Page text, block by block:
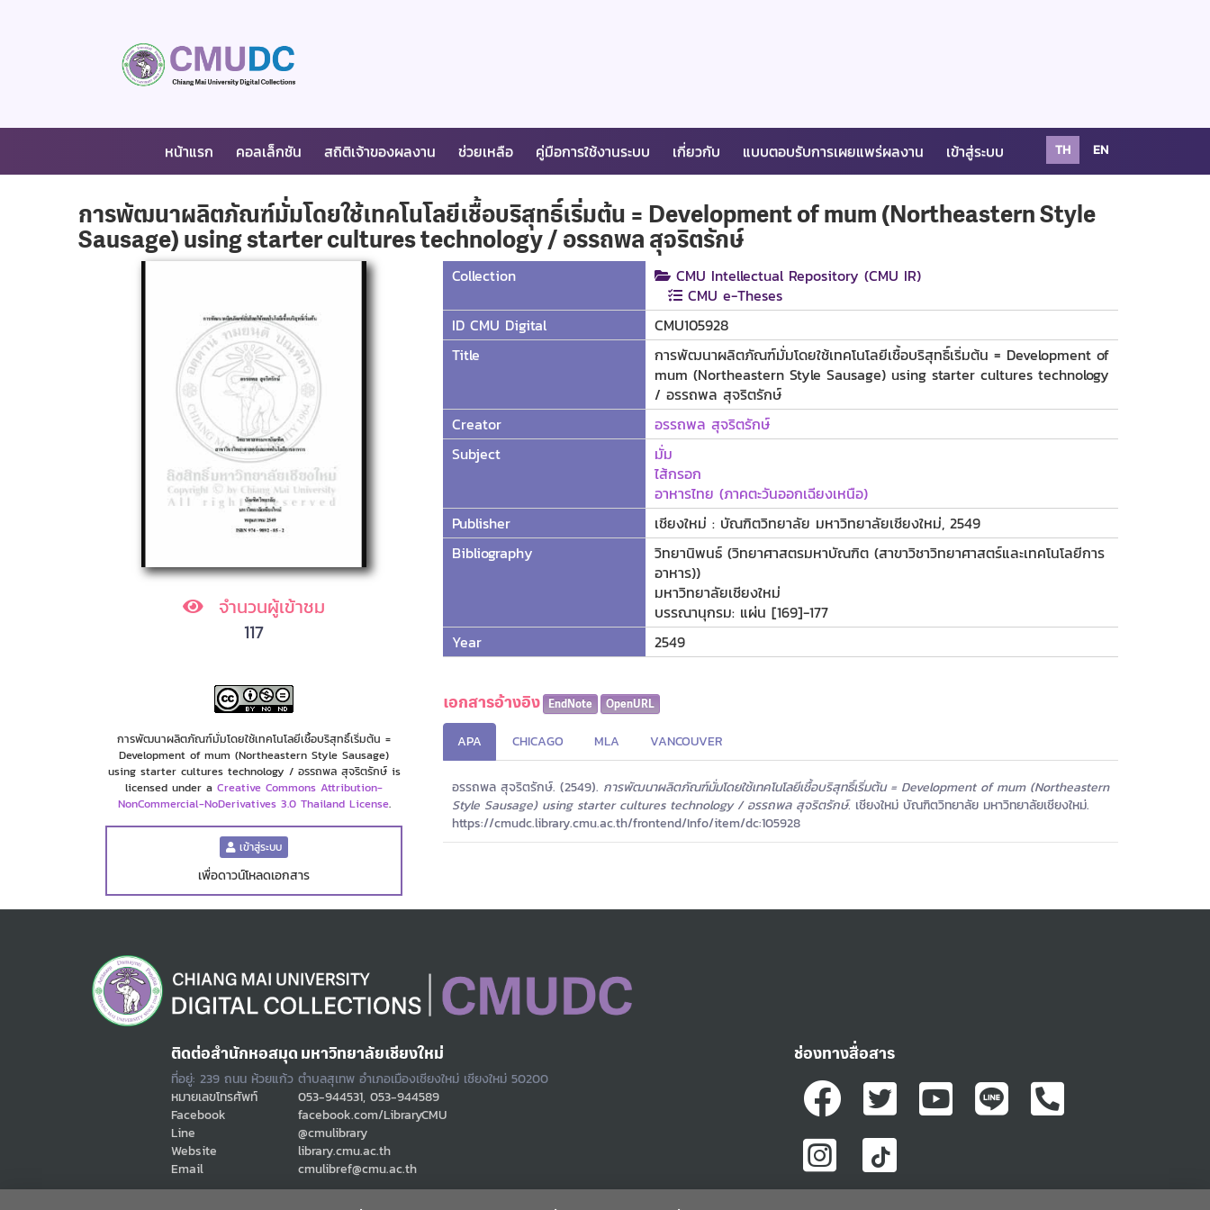
หน้าแรก คอลเล็กชัน สถิติเจ้าของผลงาน ช่วยเหลือ คู่มือการใช้งานระบบ เกี่ยวกับ แบบตอบรับการเผยแพร่ผลงาน เข้าสู่ระบบ TH EN
การพัฒนาผลิตภัณฑ์มั่มโดยใช้เทคโนโลยีเชื้อบริสุทธิ์เริ่มต้น = Development of mum (Northeastern Style
Sausage) using starter cultures technology / อรรถพล สุจริตรักษ์
จำนวนผู้เข้าชม
117
การพัฒนาผลิตภัณฑ์มั่มโดยใช้เทคโนโลยีเชื้อบริสุทธิ์เริ่มต้น =
Development of mum (Northeastern Style Sausage)
using starter cultures technology / อรรถพล สุจริตรักษ์ is
licensed under a Creative Commons Attribution-
NonCommercial-NoDerivatives 3.0 Thailand License.
เข้าสู่ระบบ
เพื่อดาวน์โหลดเอกสาร
Collection
CMU Intellectual Repository (CMU IR)
CMU e-Theses
ID CMU Digital
CMU105928
Title
การพัฒนาผลิตภัณฑ์มั่มโดยใช้เทคโนโลยีเชื้อบริสุทธิ์เริ่มต้น = Development of
mum (Northeastern Style Sausage) using starter cultures technology
/ อรรถพล สุจริตรักษ์
Creator
อรรถพล สุจริตรักษ์
Subject
มั่ม
ไส้กรอก
อาหารไทย (ภาคตะวันออกเฉียงเหนือ)
Publisher
เชียงใหม่ : บัณฑิตวิทยาลัย มหาวิทยาลัยเชียงใหม่, 2549
Bibliography
วิทยานิพนธ์ (วิทยาศาสตรมหาบัณฑิต (สาขาวิชาวิทยาศาสตร์และเทคโนโลยีการ
อาหาร))
มหาวิทยาลัยเชียงใหม่
บรรณานุกรม: แผ่น [169]-177
Year
2549
เอกสารอ้างอิง EndNote OpenURL
APA CHICAGO MLA VANCOUVER
อรรถพล สุจริตรักษ์. (2549). การพัฒนาผลิตภัณฑ์มั่มโดยใช้เทคโนโลยีเชื้อบริสุทธิ์เริ่มต้น = Development of mum (Northeastern
Style Sausage) using starter cultures technology / อรรถพล สุจริตรักษ์. เชียงใหม่ บัณฑิตวิทยาลัย มหาวิทยาลัยเชียงใหม่.
https://cmudc.library.cmu.ac.th/frontend/Info/item/dc:105928
ติดต่อสำนักหอสมุด มหาวิทยาลัยเชียงใหม่
ที่อยู่: 239 ถนน ห้วยแก้ว ตำบลสุเทพ อำเภอเมืองเชียงใหม่ เชียงใหม่ 50200
หมายเลขโทรศัพท์ 053-944531, 053-944589
Facebook
facebook.com/LibraryCMU
Line
@cmulibrary
Website
library.cmu.ac.th
Email
cmulibref@cmu.ac.th
ช่องทางสื่อสาร